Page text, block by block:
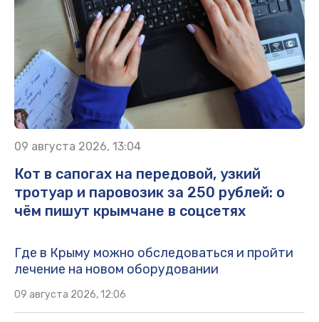
09 августа 2026, 13:04
Кот в сапогах на передовой, узкий
тротуар и паровозик за 250 рублей: о
чём пишут крымчане в соцсетях
Где в Крыму можно обследоваться и пройти
лечение на новом оборудовании
09 августа 2026, 12:06